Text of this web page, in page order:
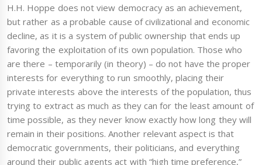
H.H. Hoppe does not view democracy as an achievement,
but rather as a probable cause of civilizational and economic
decline, as it is a system of public ownership that ends up
favoring the exploitation of its own population. Those who
are there – temporarily (in theory) – do not have the proper
interests for everything to run smoothly, placing their
private interests above the interests of the population, thus
trying to extract as much as they can for the least amount of
time possible, as they never know exactly how long they will
remain in their positions. Another relevant aspect is that
democratic governments, their politicians, and everything
around their public agents act with “high time preference,”